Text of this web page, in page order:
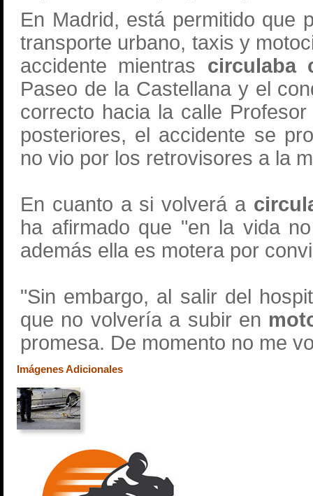
En Madrid, está permitido que
transporte urbano, taxis y
accidente mientras circulaba
Paseo de la Castellana y el
correcto hacia la calle
posteriores, el accidente se
no vio por los retrovisores a la
En cuanto a si volverá a
ha afirmado que "en la vida
además ella es motera por
"Sin embargo, al salir del
que no volvería a subir en
promesa. De momento no me
Imágenes Adicionales